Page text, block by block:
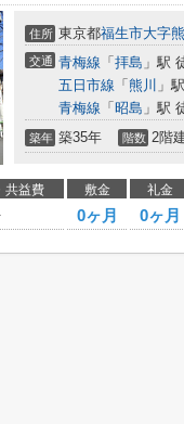
住所 東京都福生市大字熊
交通 青梅線 「 拝島 」駅
五日市線 「 熊川 」
青梅線 「 昭島 」駅
築年 築35年 階数 2階
共益費 敷金 礼金
0ヶ月 0ヶ月